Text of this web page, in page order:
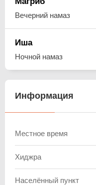
Вечерний намаз
Иша
Ночной намаз
Информация
Местное время
Хиджра
Населённый пункт